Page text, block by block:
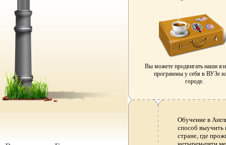
Вы можете продвигать наши
программы у себя в ВУЗе
городе.
Обучение в
способ выучить
стране, где